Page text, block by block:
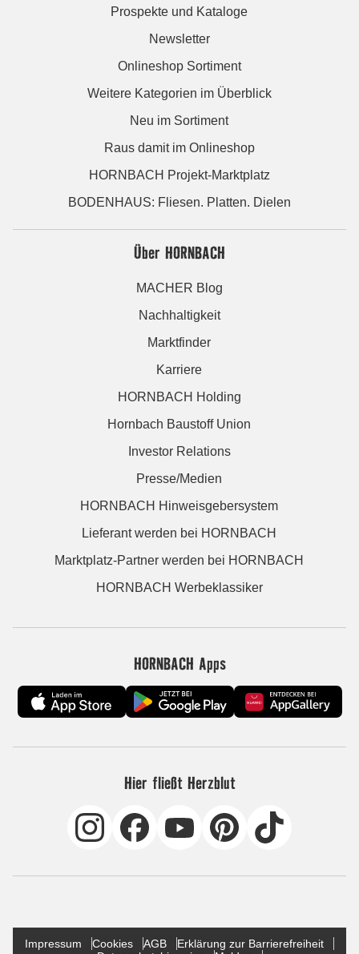
Prospekte und Kataloge
Newsletter
Onlineshop Sortiment
Weitere Kategorien im Überblick
Neu im Sortiment
Raus damit im Onlineshop
HORNBACH Projekt-Marktplatz
BODENHAUS: Fliesen. Platten. Dielen
Über HORNBACH
MACHER Blog
Nachhaltigkeit
Marktfinder
Karriere
HORNBACH Holding
Hornbach Baustoff Union
Investor Relations
Presse/Medien
HORNBACH Hinweisgebersystem
Lieferant werden bei HORNBACH
Marktplatz-Partner werden bei HORNBACH
HORNBACH Werbeklassiker
HORNBACH Apps
Hier fließt Herzblut
Impressum Cookies AGB
Erklärung zur Barrierefreiheit